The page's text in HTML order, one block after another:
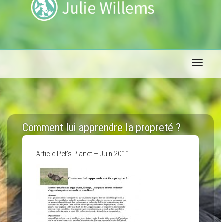
Toggle
Comment lui apprendre la propreté ?
Article Pet’s Planet – Juin 2011